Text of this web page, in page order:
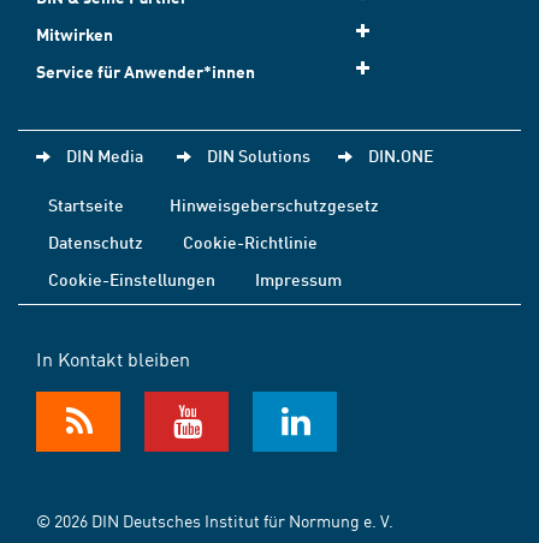
Mitwirken
Service für Anwender*innen
DIN Media DIN Solutions DIN.ONE
Startseite
Hinweisgeberschutzgesetz
Datenschutz
Cookie-Richtlinie
Cookie-Einstellungen
Impressum
In Kontakt bleiben
© 2026 DIN Deutsches Institut für Normung e. V.